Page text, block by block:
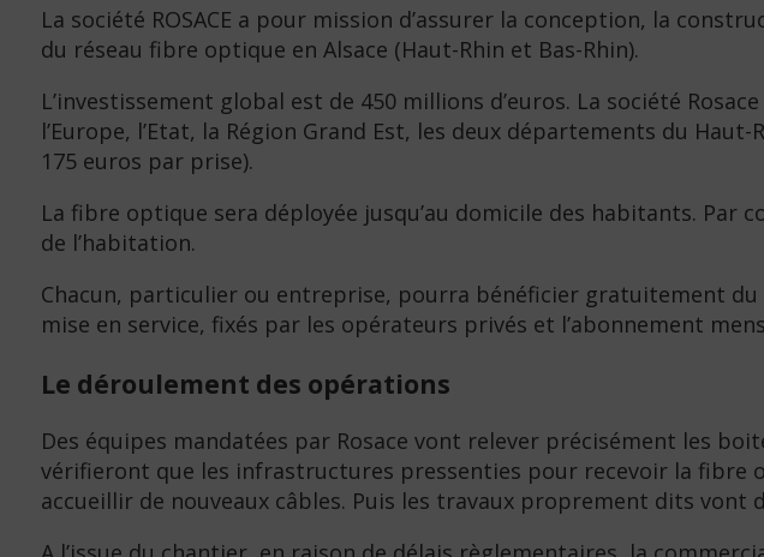
La société ROSACE a pour mission d’assurer la conception, la
du réseau fibre optique en Alsace (Haut-Rhin et Bas-Rhin).
L’investissement global est de 450 millions d’euros. La société
l’Europe, l’Etat, la Région Grand Est, les deux départements du
175 euros par prise).
La fibre optique sera déployée jusqu’au domicile des habitants. Par
de l’habitation.
Chacun, particulier ou entreprise, pourra bénéficier gratuitement
mise en service, fixés par les opérateurs privés et l’abonnement
Le déroulement des opérations
Des équipes mandatées par Rosace vont relever précisément les
vérifieront que les infrastructures pressenties pour recevoir la
accueillir de nouveaux câbles. Puis les travaux proprement dits vont